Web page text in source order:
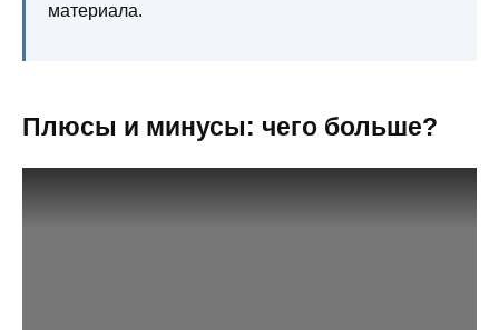
материала.
Плюсы и минусы: чего больше?